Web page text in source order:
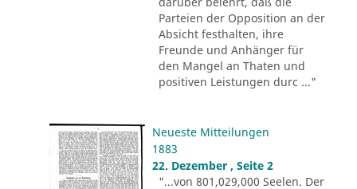
Parteien der Opposition an der
Absicht festhalten, ihre
Freunde und Anhänger für
den Mangel an Thaten und
positiven Leistungen durc ..."
Neueste Mitteilungen
1883
22. Dezember , Seite 2
"...von 801,029,000 Seelen. Der